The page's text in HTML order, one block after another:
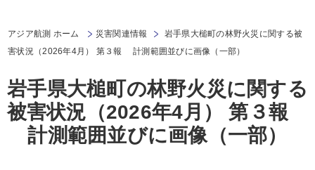
アジア航測 ホーム 災害関連情報
岩手県大槌町の林野火災に関する被
害状況（2026年4月） 第３報 計測範囲並びに画像（一部）
岩手県大槌町の林野火災に関する
被害状況（2026年4月） 第３報
計測範囲並びに画像（一部）